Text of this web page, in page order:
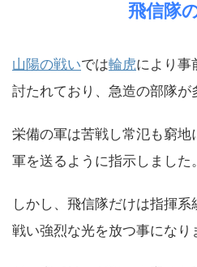
飛信隊
山陽の戦いでは輪虎により事
討たれており、急造の部隊が
栄備の軍は苦戦し常氾も窮
軍を送るように指示しました。
しかし、飛信隊だけは指揮系
戦い強烈な光を放つ事になり